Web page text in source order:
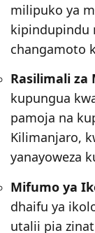
milipuko ya
kipindupindu
changamoto
Rasilimali za
kupungua
pamoja na
Kilimanjaro,
yanayoweza
Mifumo ya
dhaifu ya
utalii pia